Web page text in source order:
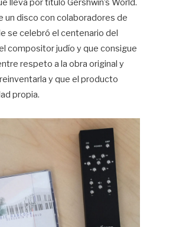
lleva por título Gershwin’s World.
un disco con colaboradores de
se celebró el centenario del
compositor judío y que consigue
respeto a la obra original y
y que el producto
propia.